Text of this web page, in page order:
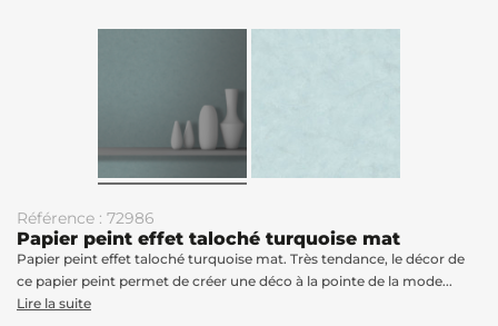
Référence : 72986
Papier peint effet taloché turquoise mat
Papier peint effet taloché turquoise mat. Très tendance, le décor de
ce papier peint permet de créer une déco à la pointe de la mode...
Lire la suite